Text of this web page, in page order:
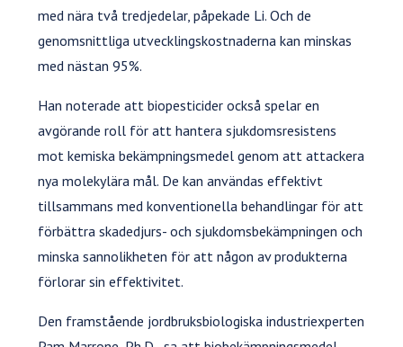
med nära två tredjedelar, påpekade Li. Och de
genomsnittliga utvecklingskostnaderna kan minskas
med nästan 95%.
Han noterade att biopesticider också spelar en
avgörande roll för att hantera sjukdomsresistens
mot kemiska bekämpningsmedel genom att attackera
nya molekylära mål. De kan användas effektivt
tillsammans med konventionella behandlingar för att
förbättra skadedjurs- och sjukdomsbekämpningen och
minska sannolikheten för att någon av produkterna
förlorar sin effektivitet.
Den framstående jordbruksbiologiska industriexperten